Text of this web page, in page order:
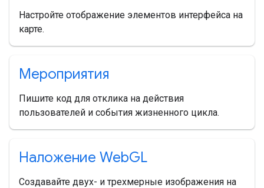
Настройте отображение элементов интерфейса на
карте.
Мероприятия
Пишите код для отклика на действия
пользователей и события жизненного цикла.
Наложение WebGL
Создавайте двух- и трехмерные изображения на